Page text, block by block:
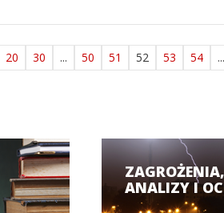
20 30 ... 50 51 52 53 54 ...
ZAGROŻENIA,
ANALIZY I